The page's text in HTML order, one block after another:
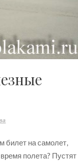
билет на самолет,
полета? Пустят